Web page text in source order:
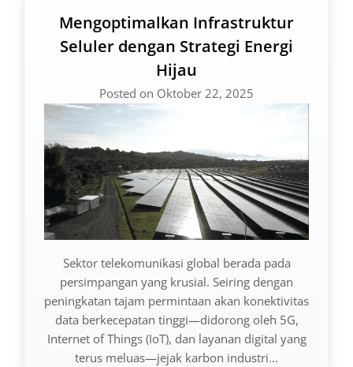
Mengoptimalkan Infrastruktur
Seluler dengan Strategi Energi
Hijau
Posted on Oktober 22, 2025
Sektor telekomunikasi global berada pada
persimpangan yang krusial. Seiring dengan
peningkatan tajam permintaan akan konektivitas
data berkecepatan tinggi—didorong oleh 5G,
Internet of Things (IoT), dan layanan digital yang
terus meluas—jejak karbon industri…